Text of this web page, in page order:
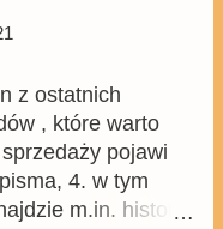
z 1997
Komiksu
roku i Disney
Podobnie jak w
tomów,
64 strony,
z ostatnich
, które warto
pojawi
4. w tym
m.in. historia